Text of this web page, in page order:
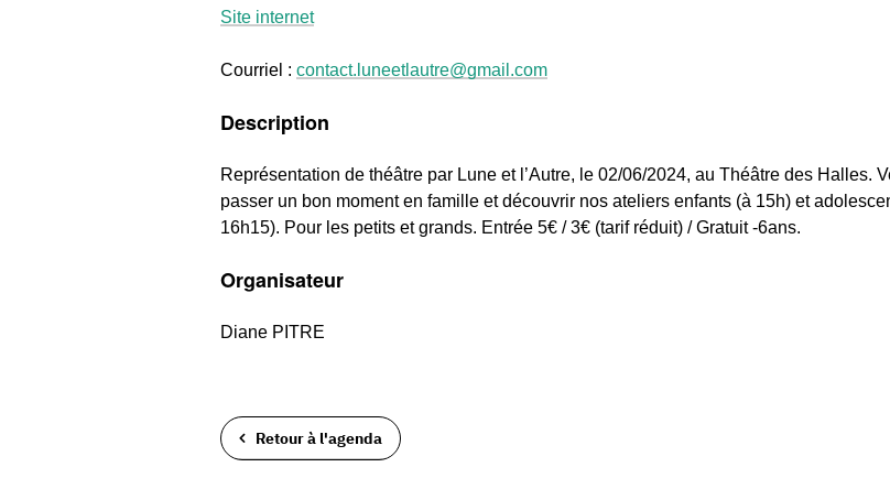
Site internet
Courriel : contact.luneetlautre@gmail.com
Description
Représentation de théâtre par Lune et l’Autre, le 02/06/2024, au Théâtre des Halles.
passer un bon moment en famille et découvrir nos ateliers enfants (à 15h) et
16h15). Pour les petits et grands. Entrée 5€ / 3€ (tarif réduit) / Gratuit -6ans.
Organisateur
Diane PITRE
Retour à l'agenda